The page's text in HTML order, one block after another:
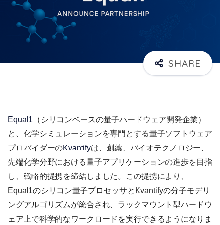
Equal1 （シリコンベースの量子ハードウェア開発企業）
と、化学シミュレーションを専門とする量子ソフトウェア
プロバイダーのKvantifyは、創薬、バイオテクノロジー、
先端化学分野における量子アプリケーションの進歩を目指
し、戦略的提携を締結しました。この提携により、
Equal1のシリコン量子プロセッサとKvantifyの分子モデリ
ングアルゴリズムが統合され、ラックマウント型ハードウ
ェア上で科学的なワークロードを実行できるようになりま